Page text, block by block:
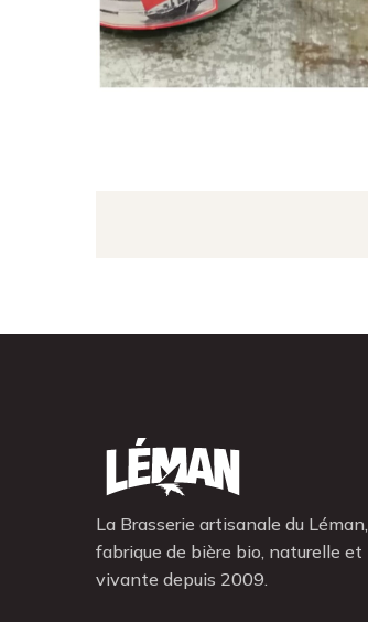
La Brasserie artisanale du Léman,
fabrique de bière bio, naturelle et
vivante depuis 2009.